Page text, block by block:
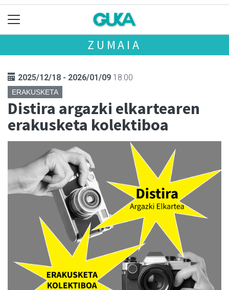
ZUMAIA
2025/12/18 - 2026/01/09 18:00
ERAKUSKETA
Distira argazki elkartearen
erakusketa kolektiboa